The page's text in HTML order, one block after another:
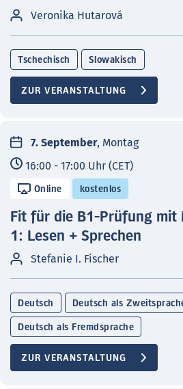
Veronika Hutarová
Tschechisch Slowakisch
ZUR VERANSTALTUNG
7. September, Montag
16:00 - 17:00 Uhr (CET)
Online kostenlos
Fit für die B1-Prüfung mit
1: Lesen + Sprechen
Stefanie I. Fischer
Deutsch Deutsch als
Deutsch als Fremdsprache
ZUR VERANSTALTUNG